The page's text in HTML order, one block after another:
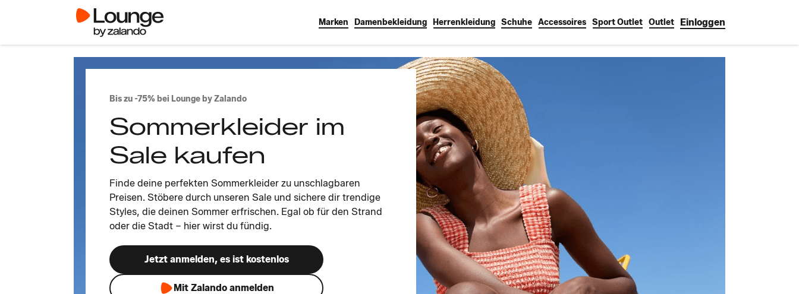
Marken Damenbekleidung Herrenkleidung Schuhe Accessoires Sport Outlet Outlet Einloggen
Bis zu -75% bei Lounge by Zalando
Sommerkleider im
Sale kaufen
Finde deine perfekten Sommerkleider zu unschlagbaren
Preisen. Stöbere durch unseren Sale und sichere dir trendige
Styles, die deinen Sommer erfrischen. Egal ob für den Strand
oder die Stadt – hier wirst du fündig.
Jetzt anmelden, es ist kostenlos
Mit Zalando anmelden